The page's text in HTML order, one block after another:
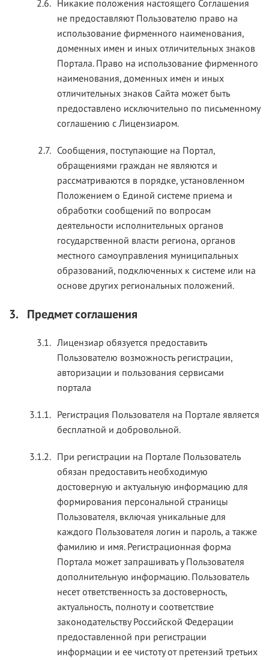
2.6. Никакие положения настоящего Соглашения
не предоставляют Пользователю право на
использование фирменного наименования,
доменных имен и иных отличительных знаков
Портала. Право на использование фирменного
наименования, доменных имен и иных
отличительных знаков Сайта может быть
предоставлено исключительно по письменному
соглашению с Лицензиаром.
2.7. Сообщения, поступающие на Портал,
обращениями граждан не являются и
рассматриваются в порядке, установленном
Положением о Единой системе приема и
обработки сообщений по вопросам
деятельности исполнительных органов
государственной власти региона, органов
местного самоуправления муниципальных
образований, подключенных к системе или на
основе других региональных положений.
3. Предмет соглашения
3.1. Лицензиар обязуется предоставить
Пользователю возможность регистрации,
авторизации и пользования сервисами
портала
3.1.1. Регистрация Пользователя на Портале является
бесплатной и добровольной.
3.1.2. При регистрации на Портале Пользователь
обязан предоставить необходимую
достоверную и актуальную информацию для
формирования персональной страницы
Пользователя, включая уникальные для
каждого Пользователя логин и пароль, а также
фамилию и имя. Регистрационная форма
Портала может запрашивать у Пользователя
дополнительную информацию. Пользователь
несет ответственность за достоверность,
актуальность, полноту и соответствие
законодательству Российской Федерации
предоставленной при регистрации
информации и ее чистоту от претензий третьих